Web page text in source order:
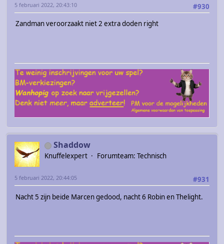
#930
5 februari 2022, 20:43:10
Zandman veroorzaakt niet 2 extra doden right
Shaddow
Knuffelexpert Forumteam: Technisch
#931
5 februari 2022, 20:44:05
Nacht 5 zijn beide Marcen gedood, nacht 6 Robin en Thelight.